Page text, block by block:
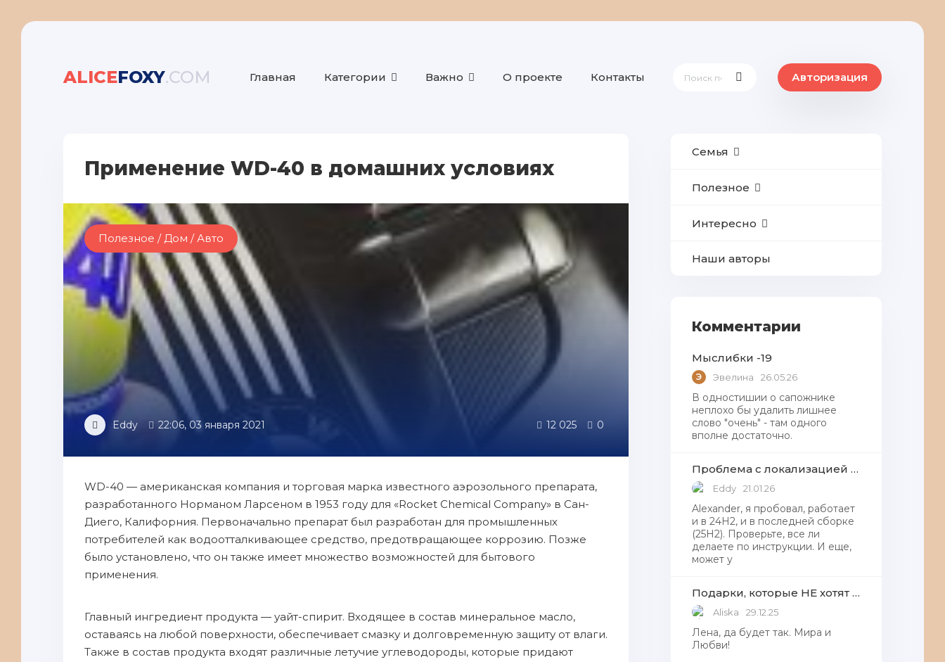
ALICEFOXY.COM Главная Категории Важно О проекте Контакты Авторизация
Применение WD-40 в домашних условиях
Полезное / Дом / Авто
Eddy 22:06, 03 января 2021 12 025 0
WD-40 — американская компания и торговая марка известного аэрозольного препарата,
разработанного Норманом Ларсеном в 1953 году для «Rocket Chemical Company» в Сан-
Диего, Калифорния. Первоначально препарат был разработан для промышленных
потребителей как водоотталкивающее средство, предотвращающее коррозию. Позже
было установлено, что он также имеет множество возможностей для бытового
применения.
Главный ингредиент продукта — уайт-спирит. Входящее в состав минеральное масло,
оставаясь на любой поверхности, обеспечивает смазку и долговременную защиту от влаги.
Также в состав продукта входят различные летучие углеводороды, которые придают
Семья
Полезное
Интересно
Наши авторы
Комментарии
Мыслибки -19
Э Эвелина 26.05.26
В одностишии о сапожнике
неплохо бы удалить лишнее
слово "очень" - там одного
вполне достаточно.
Проблема с локализацией языков Windows Defender, Microsoft Store в Windows 11
Eddy 21.01.26
Alexander, я пробовал, работает
и в 24H2, и в последней сборке
(25H2). Проверьте, все ли
делаете по инструкции. И еще,
может у
Подарки, которые НЕ хотят получать от Деда Мороза
Aliska 29.12.25
Лена, да будет так. Мира и
Любви!